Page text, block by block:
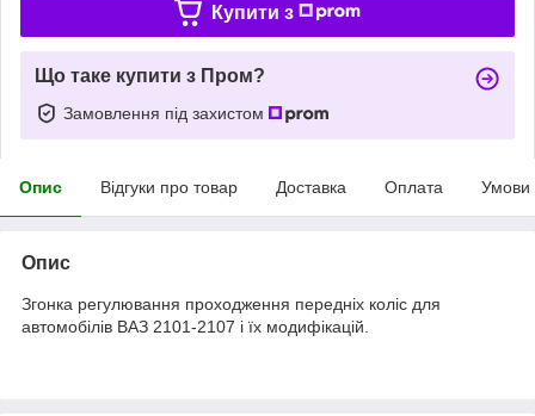
Купити з
Що таке купити з Пром?
Замовлення під захистом
Опис Відгуки про товар Доставка Оплата Умови
Опис
Згонка регулювання проходження передніх коліс для
автомобілів ВАЗ 2101-2107 і їх модифікацій.